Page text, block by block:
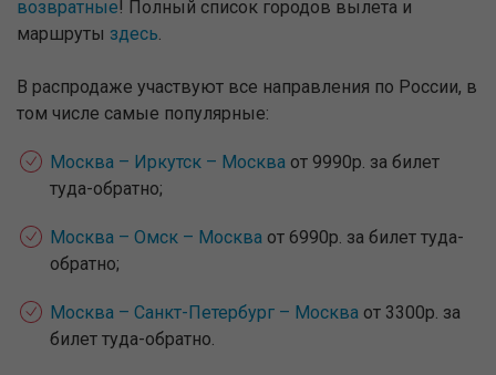
возвратные! Полный список городов вылета и
маршруты здесь.
В распродаже участвуют все направления по России, в
том числе самые популярные:
Москва – Иркутск – Москва от 9990р. за билет
туда-обратно;
Москва – Омск – Москва от 6990р. за билет туда-
обратно;
Москва – Санкт-Петербург – Москва от 3300р. за
билет туда-обратно.